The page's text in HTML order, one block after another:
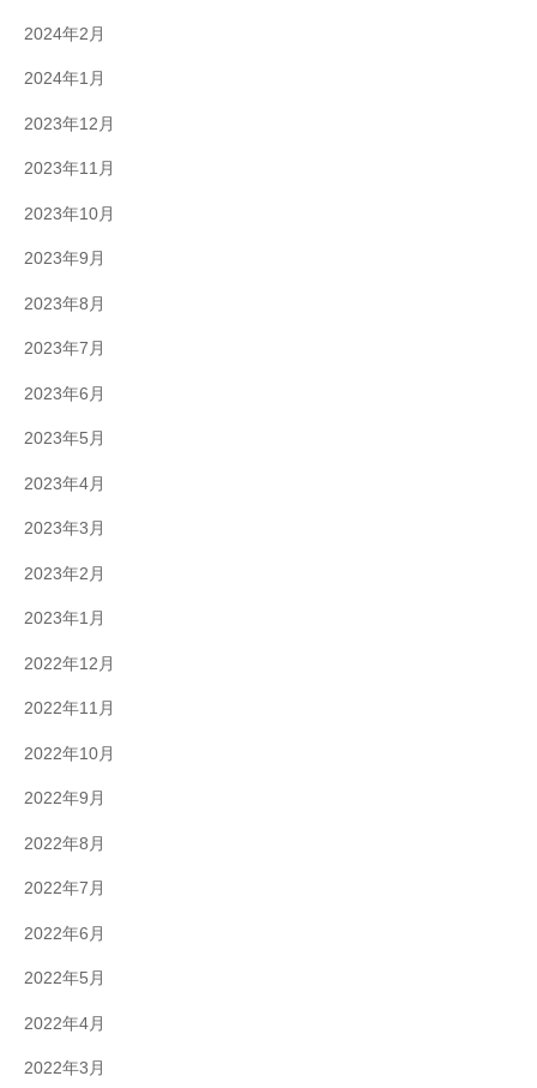
2024年2月
2024年1月
2023年12月
2023年11月
2023年10月
2023年9月
2023年8月
2023年7月
2023年6月
2023年5月
2023年4月
2023年3月
2023年2月
2023年1月
2022年12月
2022年11月
2022年10月
2022年9月
2022年8月
2022年7月
2022年6月
2022年5月
2022年4月
2022年3月